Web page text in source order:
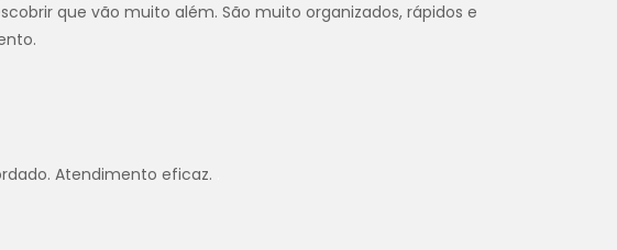
que vão muito além. São muito organizados, rápidos e
Atendimento eficaz.